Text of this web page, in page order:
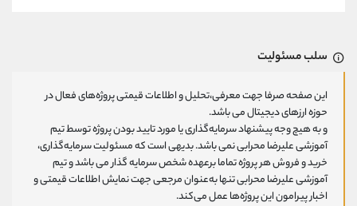
سلب مسئولیت
این صفحه صرفا جهت معرفی،تحلیل و اطلاعات قیمتی پروژه‌های فعال در
حوزه ارزهای دیجیتال می باشد.
و به هیچ وجه پیشنهاد سرمایه‌گذاری یا مورد تایید بودن پروژه توسط تیم
آموزشی علیرضا محرابی نمی باشد. بدیهی است که مسئولیت سرمایه‌گذاری،
خرید و فروش هر پروژه تماما برعهده شخص سرمایه گذار می باشد و تیم
آموزشی علیرضا محرابی تنها به‌عنوان مرجعی جهت نمایش اطلاعات قیمتی و
اخبار پیرامون این پروژه‌‌ها عمل می‌کند.